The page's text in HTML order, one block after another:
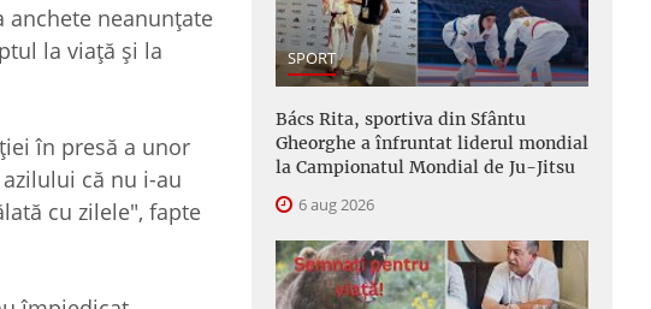
anchete neanunţate
la viaţă şi la
în presă a unor
că nu i-au
cu zilele", fapte
SPORT
Bács Rita, sportiva din Sfântu
Gheorghe a înfruntat liderul mondial
la Campionatul Mondial de Ju-Jitsu
6 aug 2026